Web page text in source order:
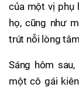
của một vị phụ
họ, cũng như
trút nỗi lòng
Sáng hôm
một cô gái